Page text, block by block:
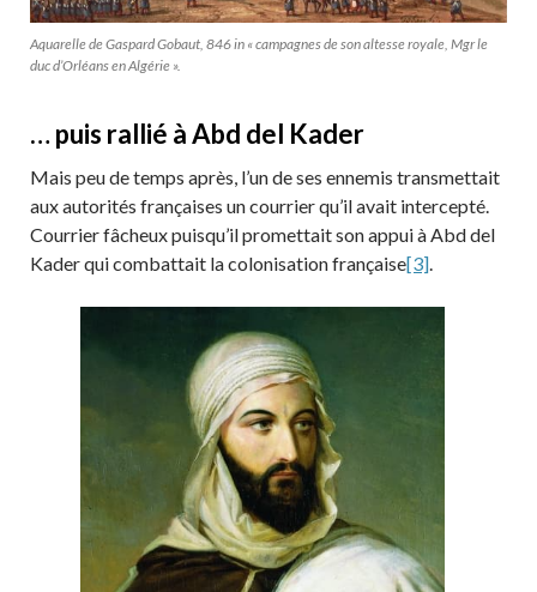
Aquarelle de Gaspard Gobaut, 846 in « campagnes de son altesse royale, Mgr le
duc d’Orléans en Algérie ».
… puis rallié à Abd del Kader
Mais peu de temps après, l’un de ses ennemis transmettait
aux autorités françaises un courrier qu’il avait intercepté.
Courrier fâcheux puisqu’il promettait son appui à Abd del
Kader qui combattait la colonisation française[3].